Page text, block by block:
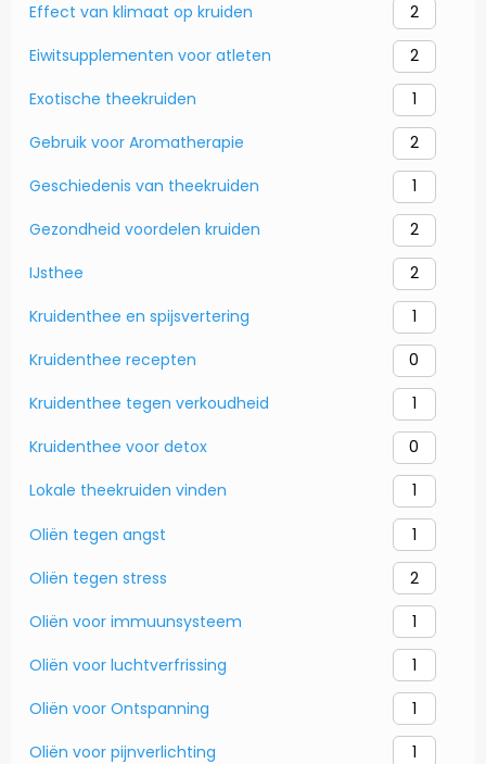
Effect van klimaat op kruiden 2
Eiwitsupplementen voor atleten 2
Exotische theekruiden 1
Gebruik voor Aromatherapie 2
Geschiedenis van theekruiden 1
Gezondheid voordelen kruiden 2
IJsthee 2
Kruidenthee en spijsvertering 1
Kruidenthee recepten 0
Kruidenthee tegen verkoudheid 1
Kruidenthee voor detox 0
Lokale theekruiden vinden 1
Oliën tegen angst 1
Oliën tegen stress 2
Oliën voor immuunsysteem 1
Oliën voor luchtverfrissing 1
Oliën voor Ontspanning 1
Oliën voor pijnverlichting 1